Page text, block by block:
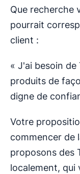
Que recherche
pourrait
client :
« J'ai besoin
produits de
digne de
Votre
commencer de
proposons des
localement, qui